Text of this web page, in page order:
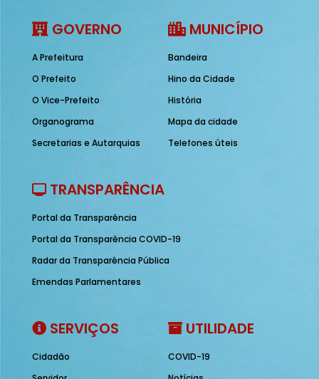
GOVERNO
A Prefeitura
O Prefeito
O Vice-Prefeito
Organograma
Secretarias e Autarquias
MUNICÍPIO
Bandeira
Hino da Cidade
História
Mapa da cidade
Telefones úteis
TRANSPARÊNCIA
Portal da Transparência
Portal da Transparência COVID-19
Radar da Transparência Pública
Emendas Parlamentares
SERVIÇOS
Cidadão
UTILIDADE
COVID-19